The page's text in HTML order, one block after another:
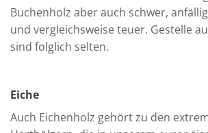
Buchenholz aber auch schwer,
und vergleichsweise teuer. Gestelle
sind folglich selten.
Eiche
Auch Eichenholz gehört zu den